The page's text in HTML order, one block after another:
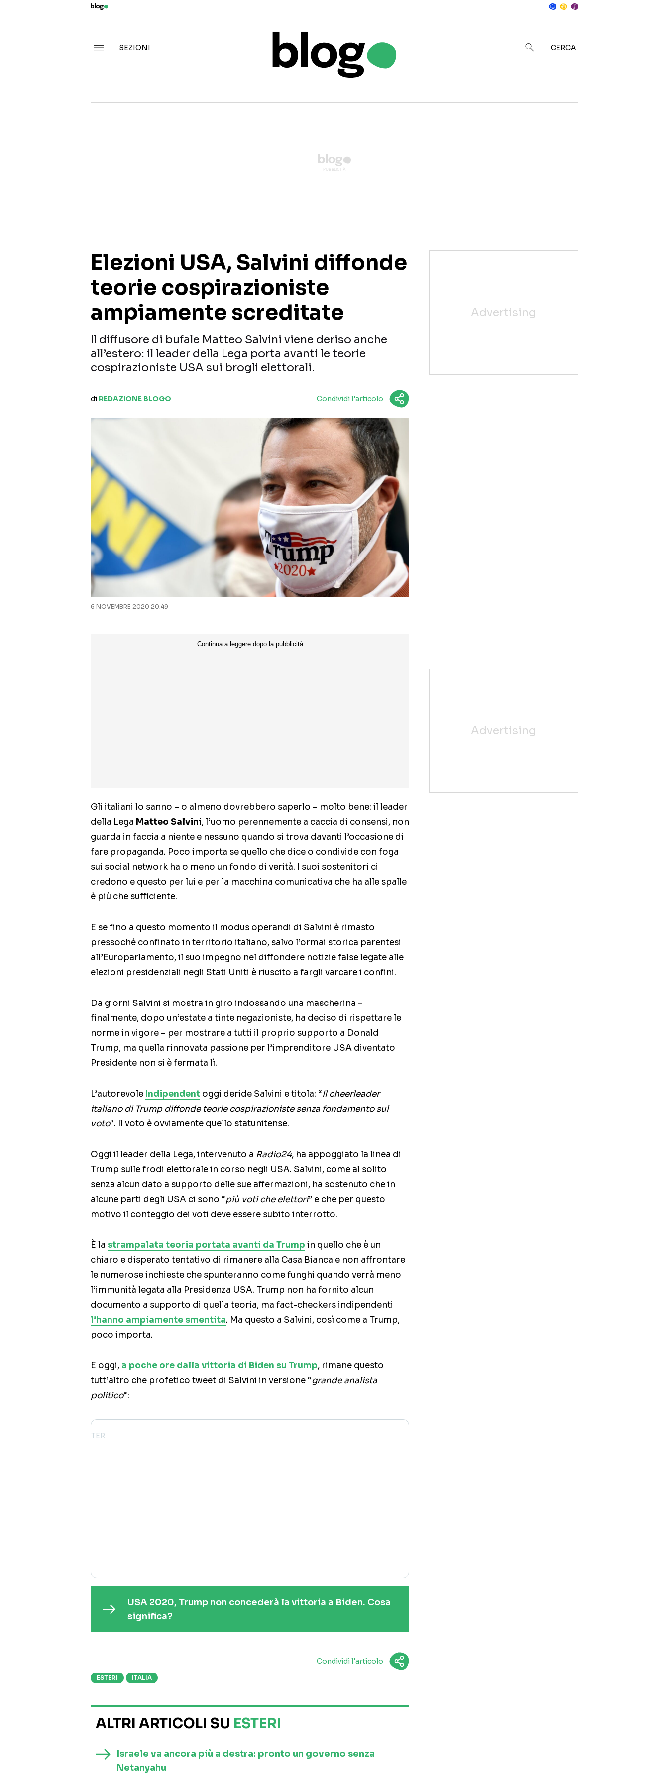
SEZIONI
CERCA
Elezioni USA, Salvini diffonde
teorie cospirazioniste
ampiamente screditate
Il diffusore di bufale Matteo Salvini viene deriso anche
all’estero: il leader della Lega porta avanti le teorie
cospirazioniste USA sui brogli elettorali.
di REDAZIONE BLOGO Condividi l'articolo
6 NOVEMBRE 2020 20:49
Gli italiani lo sanno – o almeno dovrebbero saperlo – molto bene: il leader
della Lega Matteo Salvini, l’uomo perennemente a caccia di consensi, non
guarda in faccia a niente e nessuno quando si trova davanti l’occasione di
fare propaganda. Poco importa se quello che dice o condivide con foga
sui social network ha o meno un fondo di verità. I suoi sostenitori ci
credono e questo per lui e per la macchina comunicativa che ha alle spalle
è più che sufficiente.
E se fino a questo momento il modus operandi di Salvini è rimasto
pressoché confinato in territorio italiano, salvo l’ormai storica parentesi
all’Europarlamento, il suo impegno nel diffondere notizie false legate alle
elezioni presidenziali negli Stati Uniti è riuscito a fargli varcare i confini.
Da giorni Salvini si mostra in giro indossando una mascherina –
finalmente, dopo un’estate a tinte negazioniste, ha deciso di rispettare le
norme in vigore – per mostrare a tutti il proprio supporto a Donald
Trump, ma quella rinnovata passione per l’imprenditore USA diventato
Presidente non si è fermata lì.
L’autorevole Indipendent oggi deride Salvini e titola: “Il cheerleader
italiano di Trump diffonde teorie cospirazioniste senza fondamento sul
voto“. Il voto è ovviamente quello statunitense.
Oggi il leader della Lega, intervenuto a Radio24, ha appoggiato la linea di
Trump sulle frodi elettorale in corso negli USA. Salvini, come al solito
senza alcun dato a supporto delle sue affermazioni, ha sostenuto che in
alcune parti degli USA ci sono “più voti che elettori” e che per questo
motivo il conteggio dei voti deve essere subito interrotto.
È la strampalata teoria portata avanti da Trump in quello che è un
chiaro e disperato tentativo di rimanere alla Casa Bianca e non affrontare
le numerose inchieste che spunteranno come funghi quando verrà meno
l’immunità legata alla Presidenza USA. Trump non ha fornito alcun
documento a supporto di quella teoria, ma fact-checkers indipendenti
l’hanno ampiamente smentita. Ma questo a Salvini, così come a Trump,
poco importa.
E oggi, a poche ore dalla vittoria di Biden su Trump, rimane questo
tutt’altro che profetico tweet di Salvini in versione “grande analista
politico“:
USA 2020, Trump non concederà la vittoria a Biden. Cosa
significa?
Condividi l'articolo
ESTERI ITALIA
ALTRI ARTICOLI SU ESTERI
Israele va ancora più a destra: pronto un governo senza
Netanyahu